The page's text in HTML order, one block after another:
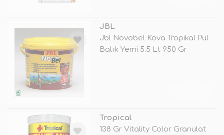
JBL
Jbl Novobel Kova Tropikal Pul
Balık Yemi 5.5 Lt 950 Gr
Tropical
138 Gr Vitality Color Granulat